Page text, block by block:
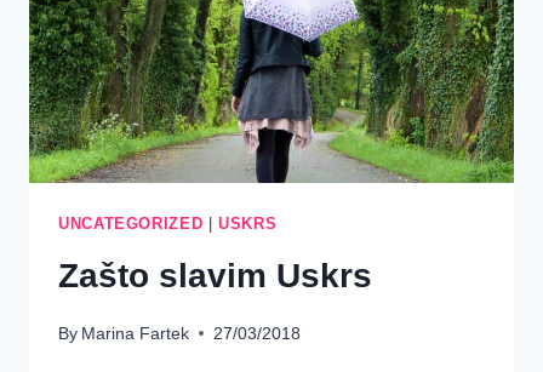
UNCATEGORIZED |USKRS
Zašto slavim Uskrs
By Marina Fartek 27/03/2018